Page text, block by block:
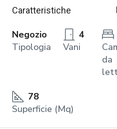
Caratteristiche
Negozio
Tipologia
4
Vani
da
78
Superficie (Mq)